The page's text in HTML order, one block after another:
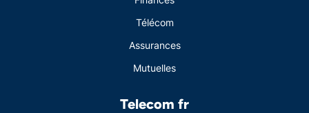
Télécom
Assurances
Mutuelles
Telecom fr